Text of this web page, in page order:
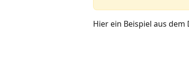
Hier ein Beispiel aus dem